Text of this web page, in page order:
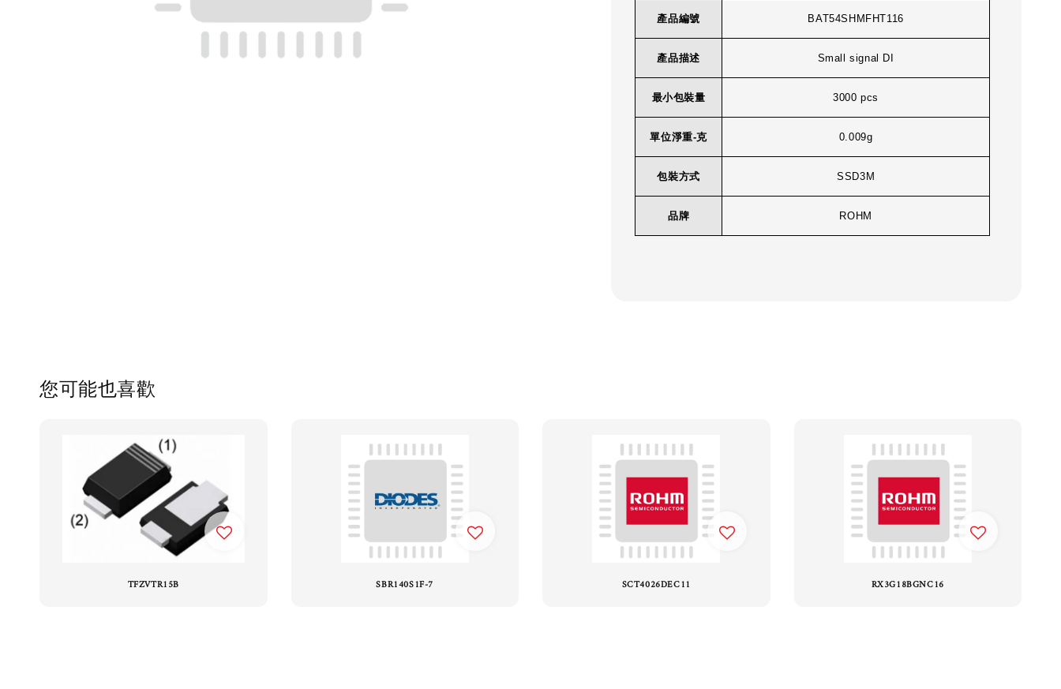
產品編號 BAT54SHMFHT116
產品描述 Small signal DI
最小包裝量 3000 pcs
單位淨重-克 0.009g
包裝方式 SSD3M
品牌 ROHM
您可能也喜歡
TFZVTR15B SBR140S1F-7 SCT4026DEC11 RX3G18BGNC16